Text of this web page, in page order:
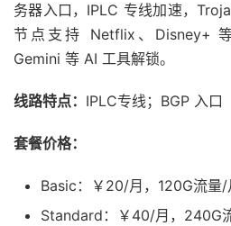
务器入口，IPLC 专线加速，
节点支持 Netflix、Disney+
Gemini 等 AI 工具解锁。
线路特点： IPLC专线；BGP 入口
套餐价格：
Basic：￥20/月，120G流量/
Standard：￥40/月，240G